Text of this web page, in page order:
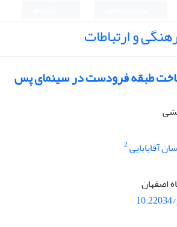
و ارتباطات
طبقه فرودست در سینمای پس
آقابابایی2
اصفهان